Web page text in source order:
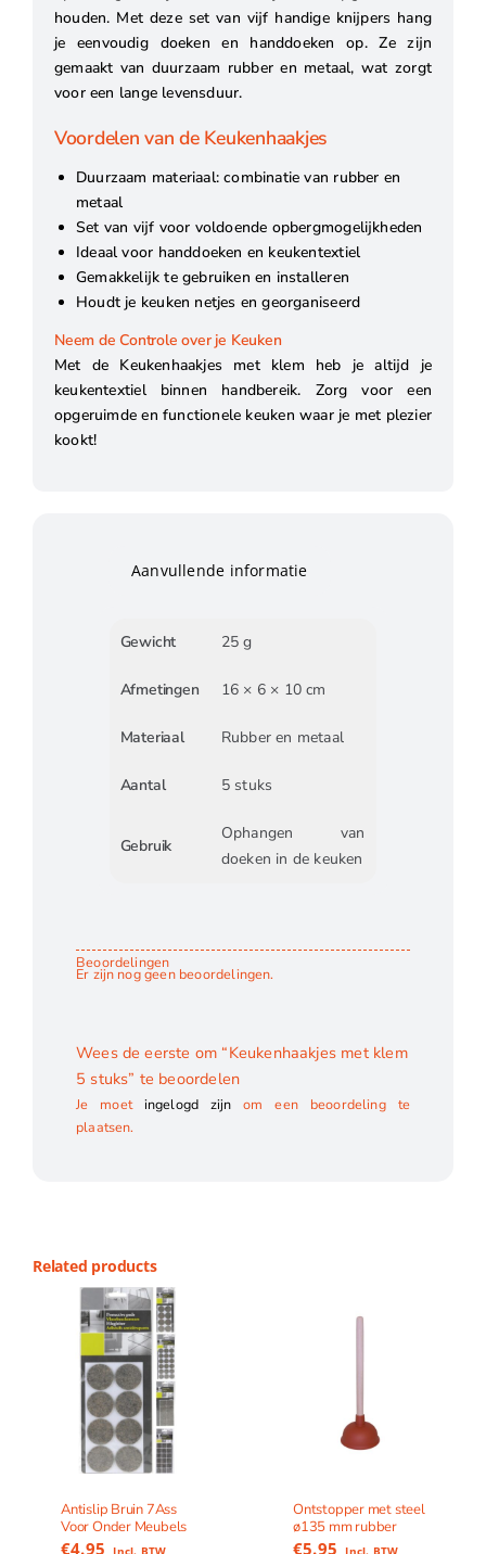
houden. Met deze set van vijf handige knijpers hang
je eenvoudig doeken en handdoeken op. Ze zijn
gemaakt van duurzaam rubber en metaal, wat zorgt
voor een lange levensduur.
Voordelen van de Keukenhaakjes
Duurzaam materiaal: combinatie van rubber en
metaal
Set van vijf voor voldoende opbergmogelijkheden
Ideaal voor handdoeken en keukentextiel
Gemakkelijk te gebruiken en installeren
Houdt je keuken netjes en georganiseerd
Neem de Controle over je Keuken
Met de Keukenhaakjes met klem heb je altijd je
keukentextiel binnen handbereik. Zorg voor een
opgeruimde en functionele keuken waar je met plezier
kookt!
Aanvullende informatie
Gewicht 25 g
Afmetingen 16 × 6 × 10 cm
Materiaal Rubber en metaal
Aantal 5 stuks
Gebruik
Ophangen van
doeken in de keuken
Beoordelingen
Er zijn nog geen beoordelingen.
Wees de eerste om “Keukenhaakjes met klem
5 stuks” te beoordelen
Je moet ingelogd zijn om een beoordeling te
plaatsen.
Related products
Antislip Bruin 7Ass
Voor Onder Meubels
€4.95
Ontstopper met steel
ø135 mm rubber
€5.95